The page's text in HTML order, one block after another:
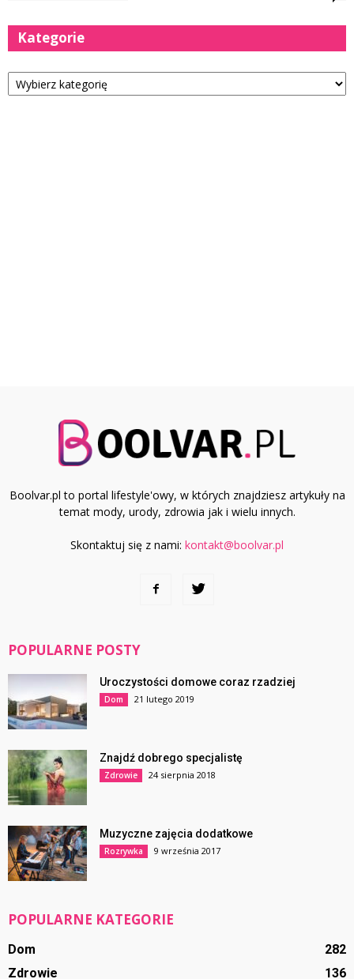
Kategorie
Kategorie
Boolvar.pl to portal lifestyle'owy, w których znajdziesz artykuły na
temat mody, urody, zdrowia jak i wielu innych.
Skontaktuj się z nami: kontakt@boolvar.pl
POPULARNE POSTY
Uroczystości domowe coraz rzadziej
Dom 21 lutego 2019
Znajdź dobrego specjalistę
Zdrowie 24 sierpnia 2018
Muzyczne zajęcia dodatkowe
Rozrywka 9 września 2017
POPULARNE KATEGORIE
Dom
282
Zdrowie
136